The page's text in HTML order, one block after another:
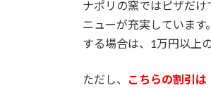
ナポリの窯ではピザだ
ニューが充実していま
する場合は、1万円以上
ただし、
こちらの割引